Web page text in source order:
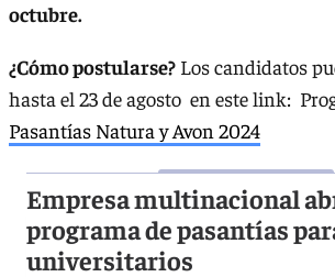
octubre.
¿Cómo postularse? Los candidatos
hasta el 23 de agosto en este link:
Pasantías Natura y Avon 2024
Empresa multinacional
programa de pasantías
universitarios